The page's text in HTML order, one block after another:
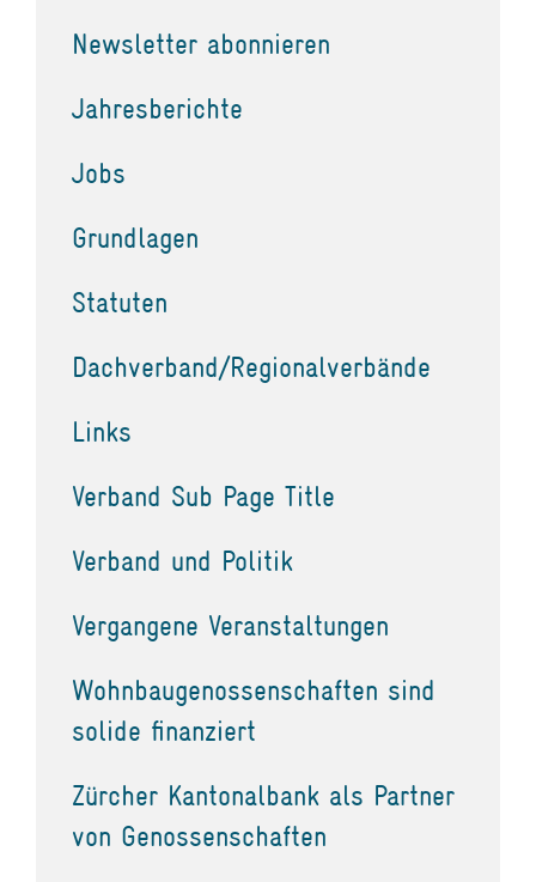
Newsletter abonnieren
Jahresberichte
Jobs
Grundlagen
Statuten
Dachverband/Regionalverbände
Links
Verband Sub Page Title
Verband und Politik
Vergangene Veranstaltungen
Wohnbaugenossenschaften sind
solide finanziert
Zürcher Kantonalbank als Partner
von Genossenschaften